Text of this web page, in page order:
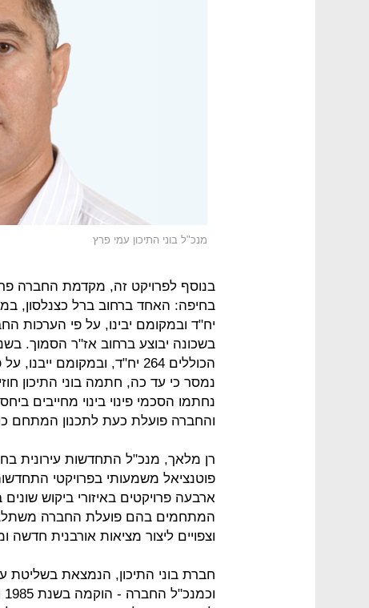
מנכ"ל בוני התיכון עמי פרץ
בנוסף לפרויקט זה, מקדמת החברה
והחברה פועלת כעת לתכנון המתחם
רן מלאך, מנכ"ל התחדשות עירונית
פוטנציאל משמעותי בפרויקטי
המתחמים בהם פועלת החברה
וצפויים ליצור מציאות אורבנית